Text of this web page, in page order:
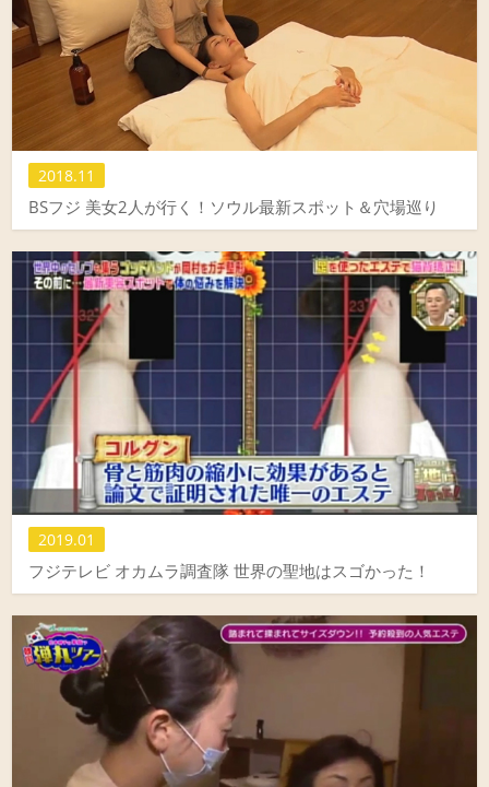
2018.11
BSフジ 美女2人が行く！ソウル最新スポット＆穴場巡り
2019.01
フジテレビ オカムラ調査隊 世界の聖地はスゴかった！